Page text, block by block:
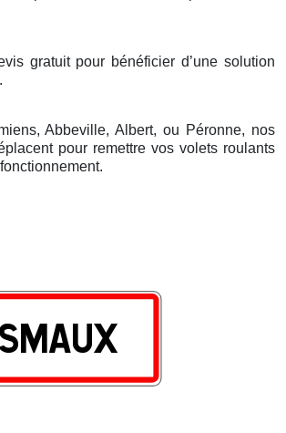
gratuit pour bénéficier d’une solution
Abbeville, Albert, ou Péronne, nos
pour remettre vos volets roulants